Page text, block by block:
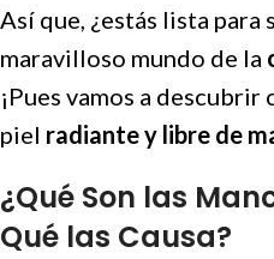
Así que, ¿estás lista para
maravilloso mundo de la
¡Pues vamos a
piel radiante y libre de
¿Qué Son las
Qué las Causa?